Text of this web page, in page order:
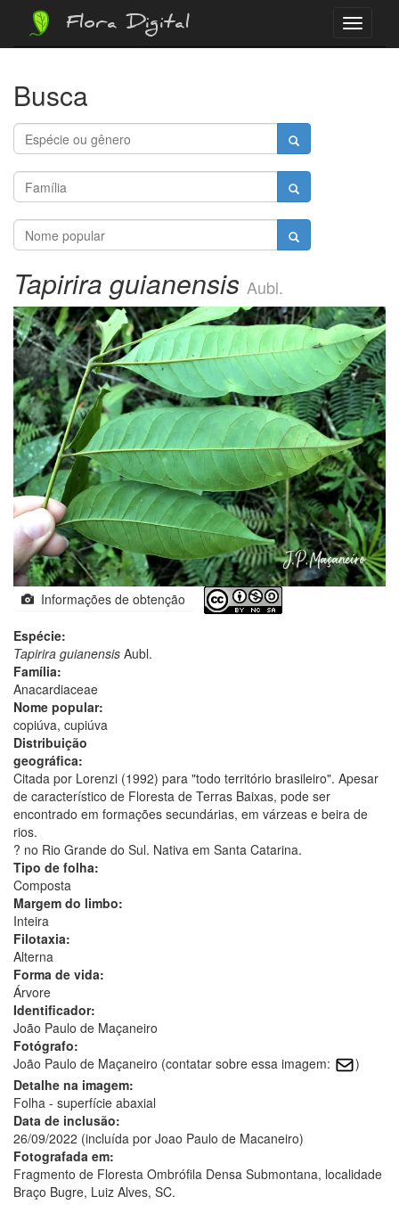
Menu
Flora Digital
Busca
Tapirira guianensis Aubl.
Informações de obtenção
Espécie:
Tapirira guianensis Aubl.
Família:
Anacardiaceae
Nome popular:
copiúva, cupiúva
Distribuição
geográfica:
Citada por Lorenzi (1992) para "todo território brasileiro". Apesar
de característico de Floresta de Terras Baixas, pode ser
encontrado em formações secundárias, em várzeas e beira de
rios.
? no Rio Grande do Sul. Nativa em Santa Catarina.
Tipo de folha:
Composta
Margem do limbo:
Inteira
Filotaxia:
Alterna
Forma de vida:
Árvore
Identificador:
João Paulo de Maçaneiro
Fotógrafo:
João Paulo de Maçaneiro (contatar sobre essa imagem:
)
Detalhe na imagem:
Folha - superfície abaxial
Data de inclusão:
26/09/2022 (incluída por Joao Paulo de Macaneiro)
Fotografada em:
Fragmento de Floresta Ombrófila Densa Submontana, localidade
Braço Bugre, Luiz Alves, SC.